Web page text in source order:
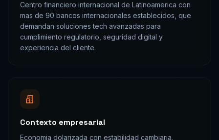
Centro financiero internacional de Latinoamerica con
mas de 90 bancos internacionales establecidos, que
demandan soluciones tech avanzadas para
cumplimiento regulatorio, seguridad digital y
experiencia del cliente.
Contexto empresarial
Economia dolarizada con estabilidad cambiaria,